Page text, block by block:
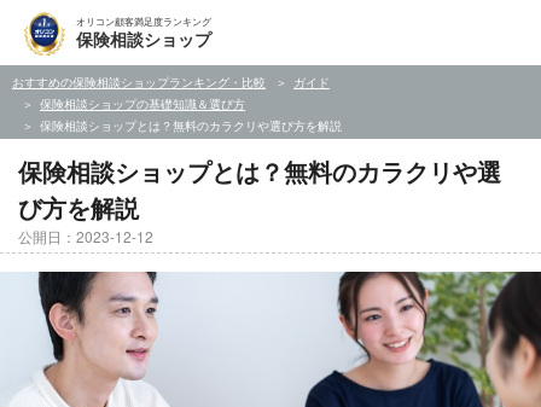
オリコン顧客満足度ランキング
保険相談ショップ
おすすめの保険相談ショップランキング・比較
ガイド
保険相談ショップの基礎知識＆選び方
保険相談ショップとは？無料のカラクリや選び方を解説
保険相談ショップとは？無料のカラクリや選
び方を解説
公開日：2023-12-12